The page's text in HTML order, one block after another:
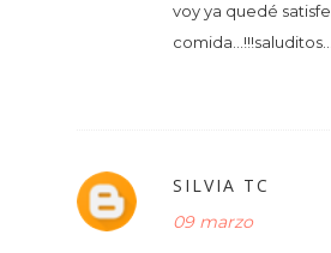
voy ya quedé
comida...!!!saluditos....
SILVIA TC
09 marzo